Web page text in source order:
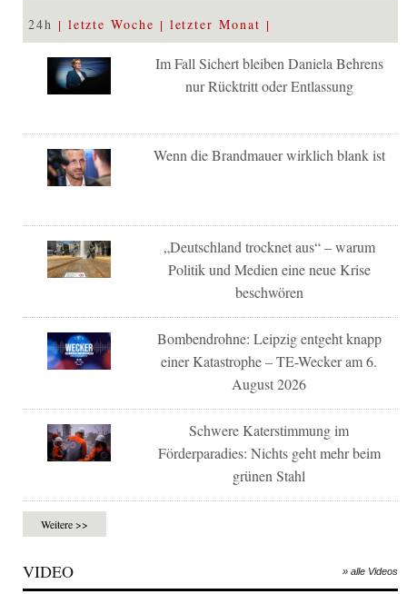
24h letzte Woche letzter Monat
Im Fall Sichert bleiben Daniela Behrens
nur Rücktritt oder Entlassung
Wenn die Brandmauer wirklich blank ist
„Deutschland trocknet aus“ – warum
Politik und Medien eine neue Krise
beschwören
Bombendrohne: Leipzig entgeht knapp
einer Katastrophe – TE-Wecker am 6.
August 2026
Schwere Katerstimmung im
Förderparadies: Nichts geht mehr beim
grünen Stahl
Weitere >>
VIDEO » alle Videos